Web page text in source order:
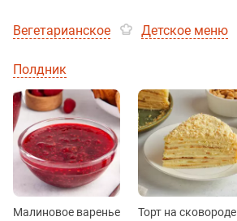
Вегетарианское Детское меню
Полдник
Малиновое варенье
Торт на сковороде